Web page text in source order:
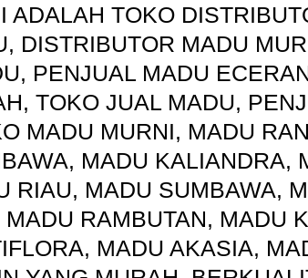
ADALAH TOKO
DISTRIBUTOR MADU
PENJUAL MADU
TOKO JUAL MADU,
MADU MURNI, MADU
MADU KALIANDRA,
RIAU, MADU SUMBAWA,
MADU RAMBUTAN, MADU
MADU AKASIA,